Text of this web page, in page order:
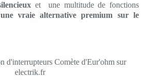
et une multitude de fonctions
une vraie alternative premium sur le